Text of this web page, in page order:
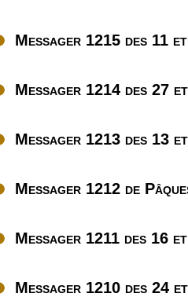
Messager 1215 des 11
Messager 1214 des 27
Messager 1213 des 13
Messager 1212 de
Messager 1211 des 16
Messager 1210 des 24